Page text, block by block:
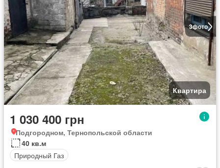
3фото
Квартира
1 030 400 грн
Подгородном, Тернопольской области
40 кв.м
Природный Газ